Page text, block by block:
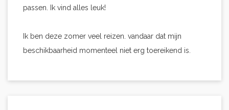
passen. Ik vind alles leuk!
Ik ben deze zomer veel reizen. vandaar dat mijn
beschikbaarheid momenteel niet erg toereikend is.